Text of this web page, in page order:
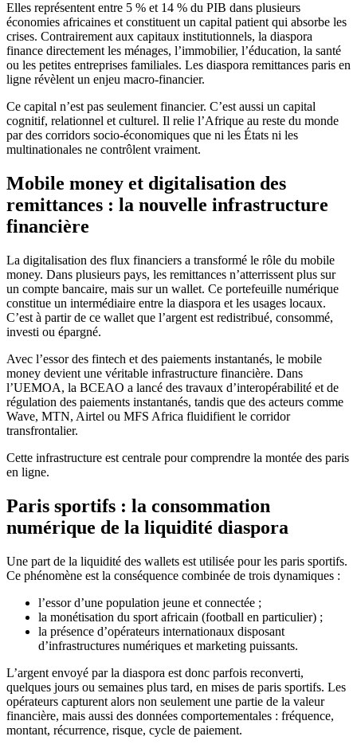
Elles représentent entre 5 % et 14 % du PIB dans plusieurs
économies africaines et constituent un capital patient qui absorbe les
crises. Contrairement aux capitaux institutionnels, la diaspora
finance directement les ménages, l’immobilier, l’éducation, la santé
ou les petites entreprises familiales. Les diaspora remittances paris en
ligne révèlent un enjeu macro-financier.
Ce capital n’est pas seulement financier. C’est aussi un capital
cognitif, relationnel et culturel. Il relie l’Afrique au reste du monde
par des corridors socio-économiques que ni les États ni les
multinationales ne contrôlent vraiment.
Mobile money et digitalisation des
remittances : la nouvelle infrastructure
financière
La digitalisation des flux financiers a transformé le rôle du mobile
money. Dans plusieurs pays, les remittances n’atterrissent plus sur
un compte bancaire, mais sur un wallet. Ce portefeuille numérique
constitue un intermédiaire entre la diaspora et les usages locaux.
C’est à partir de ce wallet que l’argent est redistribué, consommé,
investi ou épargné.
Avec l’essor des fintech et des paiements instantanés, le mobile
money devient une véritable infrastructure financière. Dans
l’UEMOA, la BCEAO a lancé des travaux d’interopérabilité et de
régulation des paiements instantanés, tandis que des acteurs comme
Wave, MTN, Airtel ou MFS Africa fluidifient le corridor
transfrontalier.
Cette infrastructure est centrale pour comprendre la montée des paris
en ligne.
Paris sportifs : la consommation
numérique de la liquidité diaspora
Une part de la liquidité des wallets est utilisée pour les paris sportifs.
Ce phénomène est la conséquence combinée de trois dynamiques :
l’essor d’une population jeune et connectée ;
la monétisation du sport africain (football en particulier) ;
la présence d’opérateurs internationaux disposant
d’infrastructures numériques et marketing puissants.
L’argent envoyé par la diaspora est donc parfois reconverti,
quelques jours ou semaines plus tard, en mises de paris sportifs. Les
opérateurs capturent alors non seulement une partie de la valeur
financière, mais aussi des données comportementales : fréquence,
montant, récurrence, risque, cycle de paiement.